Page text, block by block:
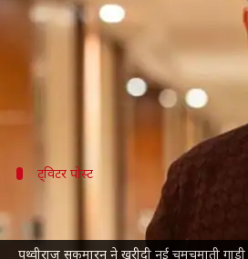
पृथ्वीराज सुकुमारन ने खरीदी नई चमचमाती
क्या है खबर?
दक्षिण भारतीय सिनेमा के जाने-
की एक रिपोर्ट के मुताबिक,
ट्विटर पोस्ट
यहां देखिए वीडियो
#PrithvirajSukumaran
— Diksha Sharma